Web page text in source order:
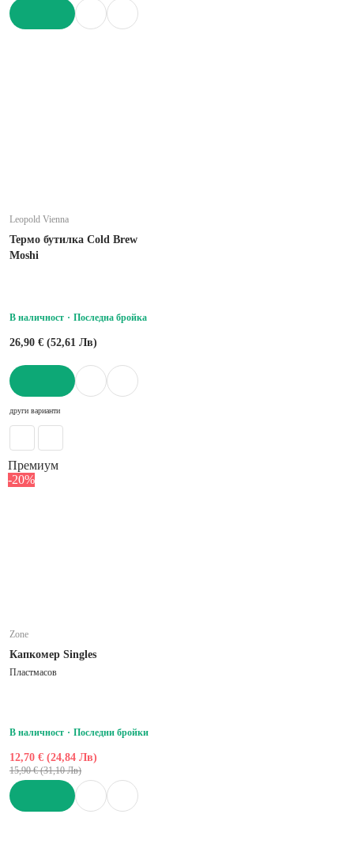
Leopold Vienna
Термо бутилка Cold Brew
Moshi
В наличност Последна бройка
26,90 € (52,61 Лв)
други варианти
Премиум
-20%
Zone
Капкомер Singles
Пластмасов
В наличност Последни бройки
12,70 € (24,84 Лв)
15,90 € (31,10 Лв)